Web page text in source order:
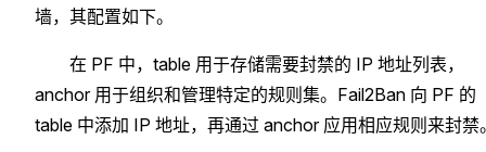
墙，其配置如下。
在 PF 中，table 用于存储需要封禁的 IP 地址列表，
anchor 用于组织和管理特定的规则集。Fail2Ban 向 PF 的
table 中添加 IP 地址，再通过 anchor 应用相应规则来封禁